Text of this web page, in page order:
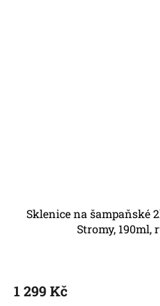
Sklenice na šampaňské
Stromy, 190ml,
produktu
je
1 299 Kč